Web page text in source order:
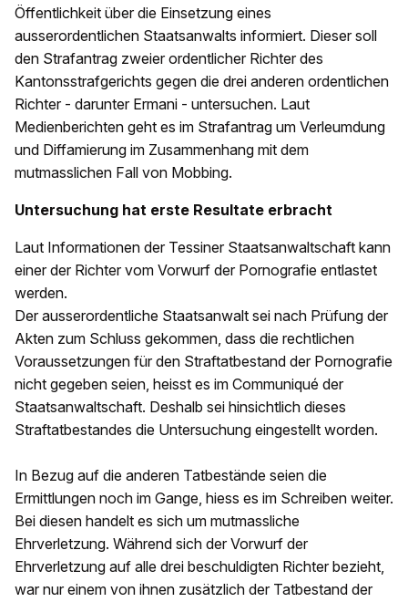
Öffentlichkeit über die Einsetzung eines
ausserordentlichen Staatsanwalts informiert. Dieser soll
den Strafantrag zweier ordentlicher Richter des
Kantonsstrafgerichts gegen die drei anderen ordentlichen
Richter - darunter Ermani - untersuchen. Laut
Medienberichten geht es im Strafantrag um Verleumdung
und Diffamierung im Zusammenhang mit dem
mutmasslichen Fall von Mobbing.
Untersuchung hat erste Resultate erbracht
Laut Informationen der Tessiner Staatsanwaltschaft kann
einer der Richter vom Vorwurf der Pornografie entlastet
werden.
Der ausserordentliche Staatsanwalt sei nach Prüfung der
Akten zum Schluss gekommen, dass die rechtlichen
Voraussetzungen für den Straftatbestand der Pornografie
nicht gegeben seien, heisst es im Communiqué der
Staatsanwaltschaft. Deshalb sei hinsichtlich dieses
Straftatbestandes die Untersuchung eingestellt worden.
In Bezug auf die anderen Tatbestände seien die
Ermittlungen noch im Gange, hiess es im Schreiben weiter.
Bei diesen handelt es sich um mutmassliche
Ehrverletzung. Während sich der Vorwurf der
Ehrverletzung auf alle drei beschuldigten Richter bezieht,
war nur einem von ihnen zusätzlich der Tatbestand der